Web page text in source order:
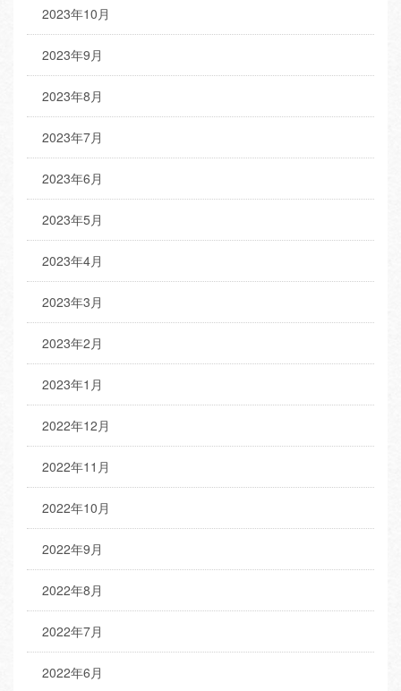
2023年10月
2023年9月
2023年8月
2023年7月
2023年6月
2023年5月
2023年4月
2023年3月
2023年2月
2023年1月
2022年12月
2022年11月
2022年10月
2022年9月
2022年8月
2022年7月
2022年6月